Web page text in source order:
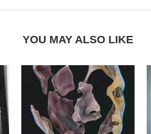
YOU MAY ALSO LIKE